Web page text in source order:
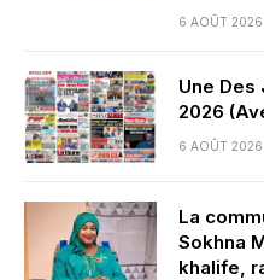
6 AOÛT 2026
Une Des
2026
6 AOÛT 2026
La
Sokhna
khalife,